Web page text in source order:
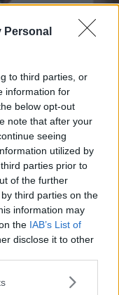
Personal
to third parties, or
information for
below opt-out
note that after your
seeing
utilized by
parties prior to
of the further
third parties on the
information may
the IAB’s List of
disclose it to other
or more Google
evening bag,
e del marrine che
borse che
stagione.